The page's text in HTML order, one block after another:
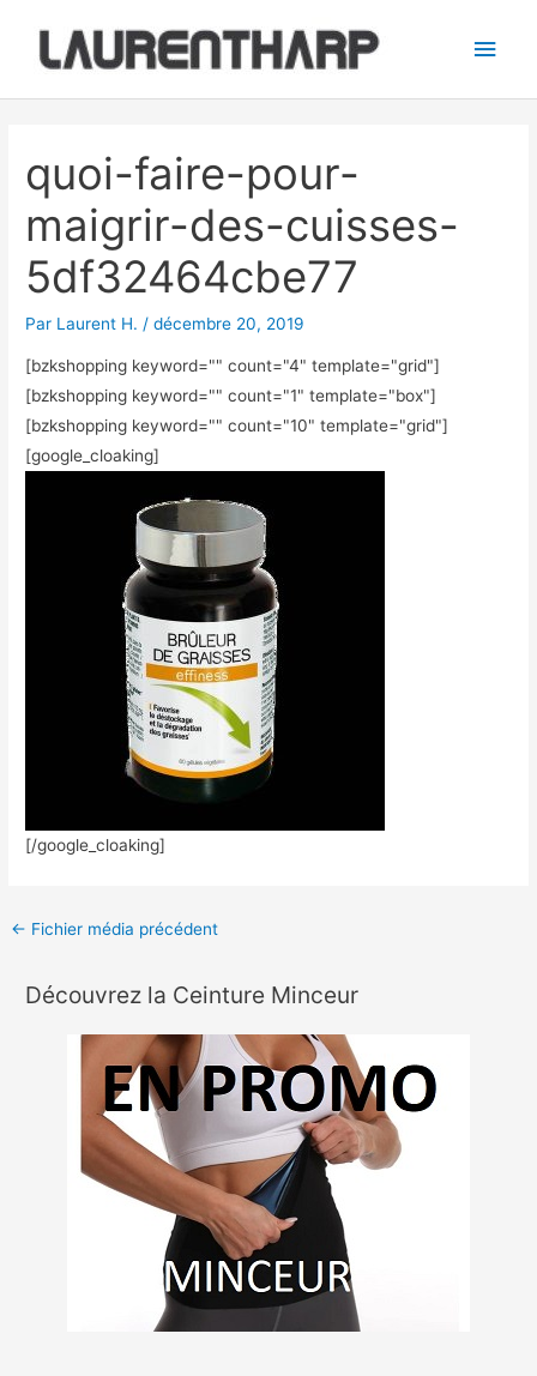
contenu
quoi-faire-pour-
maigrir-des-cuisses-
5df32464cbe77
Par Laurent H. /décembre 20, 2019
[bzkshopping keyword="" count="4" template="grid"]
[bzkshopping keyword="" count="1" template="box"]
[bzkshopping keyword="" count="10" template="grid"]
[google_cloaking]
[/google_cloaking]
articles
← Fichier média précédent
Découvrez la Ceinture Minceur